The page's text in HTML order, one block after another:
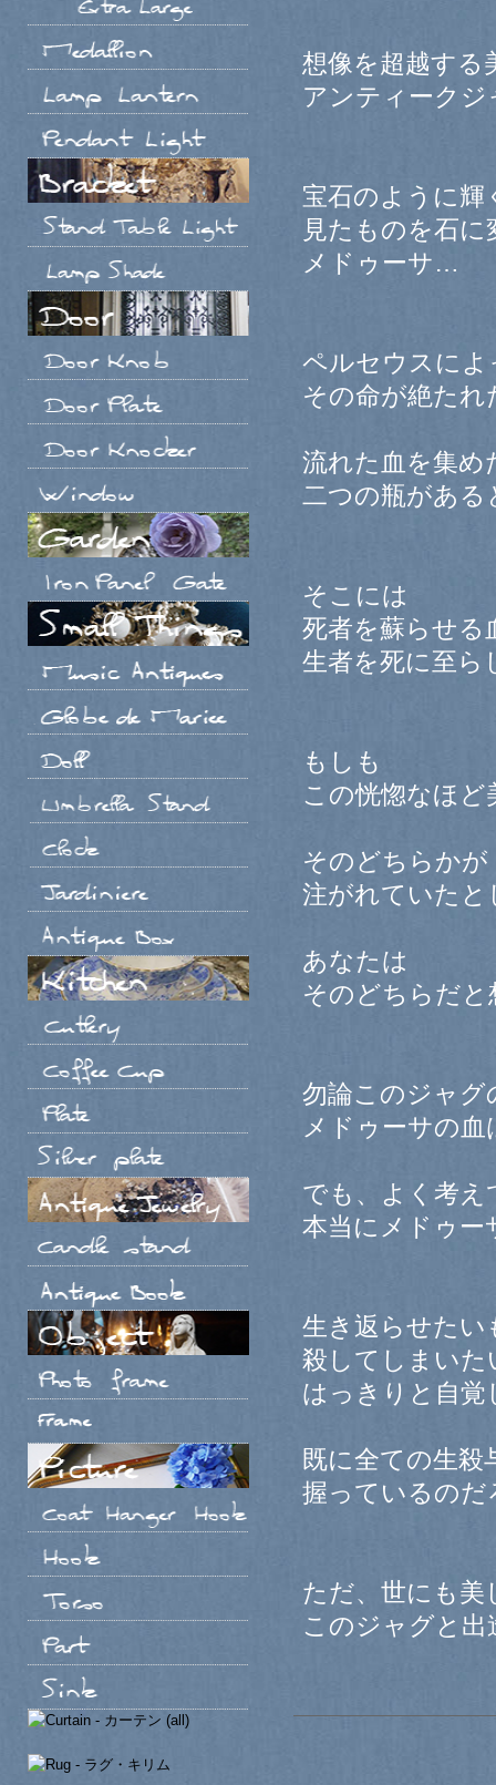
想像を超越する
アンティーク
宝石のように輝
見たものを石
メドゥーサ…
ペルセウスによ
その命が絶たれ
流れた血を集め
二つの瓶がある
そこには
死者を蘇らせる
生者を死に至ら
もしも
この恍惚なほ
そのどちらかが
注がれていた
あなたは
そのどちらだ
勿論このジャグ
メドゥーサの
でも、よく考え
本当にメドゥー
生き返らせたい
殺してしまいた
はっきりと自
既に全ての生殺
握っているのだ
ただ、世にも美
このジャグと